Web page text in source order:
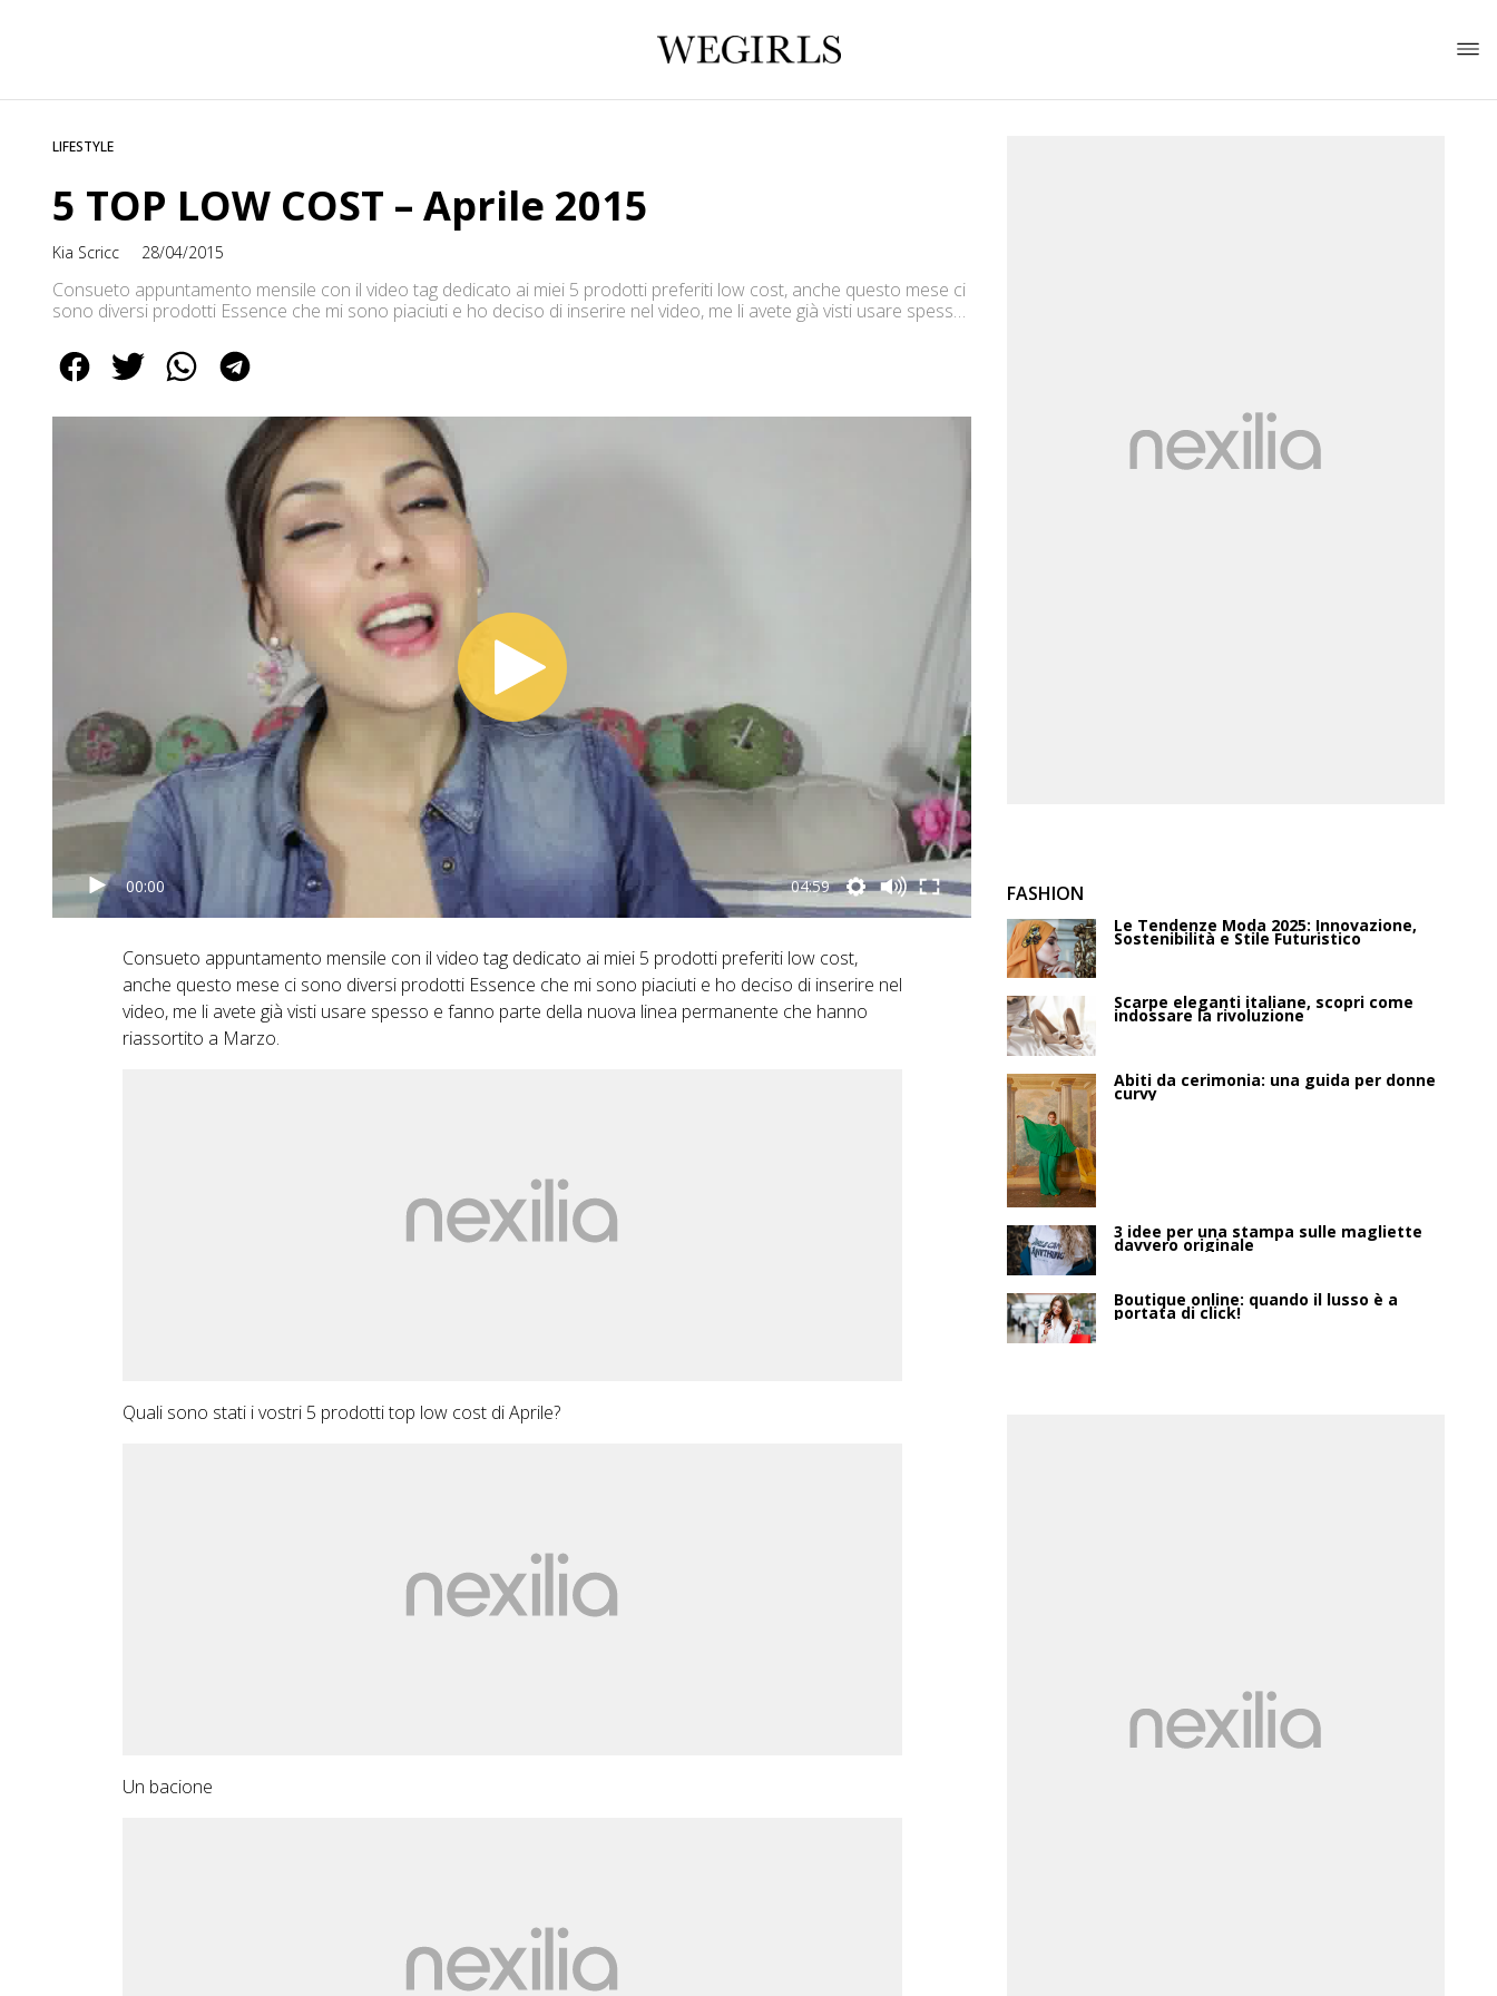
LIFESTYLE
5 TOP LOW COST – Aprile 2015
Kia Scricc 28/04/2015
Consueto appuntamento mensile con il video tag dedicato ai miei 5 prodotti preferiti low cost, anche questo mese ci
sono diversi prodotti Essence che mi sono piaciuti e ho deciso di inserire nel video, me li avete già visti usare spesso
00:00 04:59
Consueto appuntamento mensile con il video tag dedicato ai miei 5 prodotti preferiti low cost,
anche questo mese ci sono diversi prodotti Essence che mi sono piaciuti e ho deciso di inserire nel
video, me li avete già visti usare spesso e fanno parte della nuova linea permanente che hanno
riassortito a Marzo.
Quali sono stati i vostri 5 prodotti top low cost di Aprile?
Un bacione
FASHION
Le Tendenze Moda 2025: Innovazione,
Sostenibilità e Stile Futuristico
Scarpe eleganti italiane, scopri come
indossare la rivoluzione
Abiti da cerimonia: una guida per donne
curvy
3 idee per una stampa sulle magliette
davvero originale
Boutique online: quando il lusso è a
portata di click!